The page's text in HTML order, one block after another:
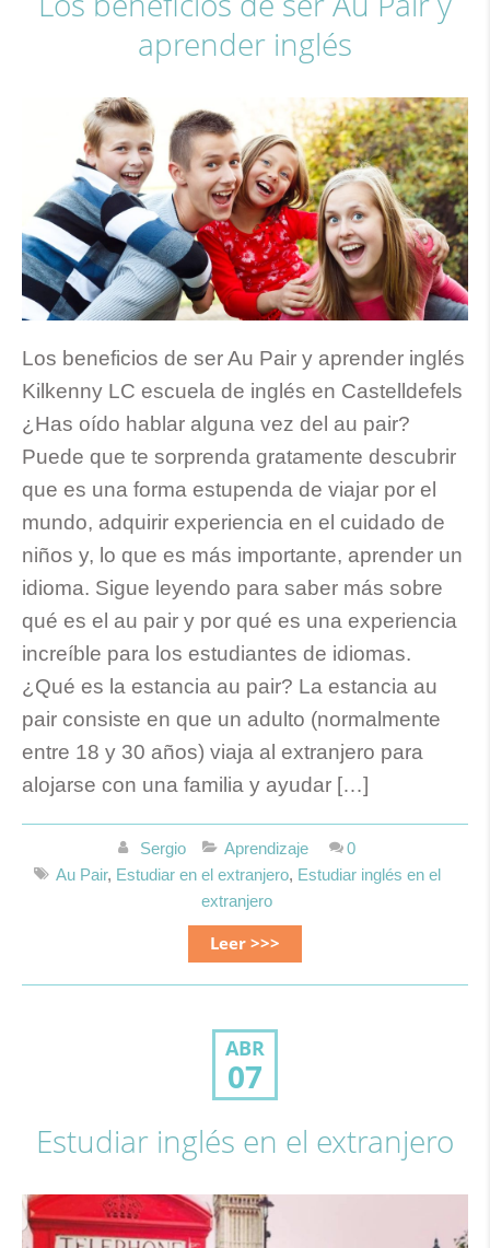
aprender inglés
Los beneficios de ser Au Pair y aprender inglés
Kilkenny LC escuela de inglés en Castelldefels
¿Has oído hablar alguna vez del au pair?
Puede que te sorprenda gratamente descubrir
que es una forma estupenda de viajar por el
mundo, adquirir experiencia en el cuidado de
niños y, lo que es más importante, aprender un
idioma. Sigue leyendo para saber más sobre
qué es el au pair y por qué es una experiencia
increíble para los estudiantes de idiomas.
¿Qué es la estancia au pair? La estancia au
pair consiste en que un adulto (normalmente
entre 18 y 30 años) viaja al extranjero para
alojarse con una familia y ayudar […]
Sergio Aprendizaje
0
Au Pair, Estudiar en el extranjero, Estudiar inglés en el
extranjero
Leer >>>
ABR
07
Estudiar inglés en el extranjero